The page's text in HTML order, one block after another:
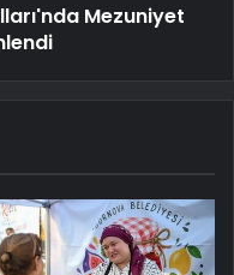
Mezuniyet